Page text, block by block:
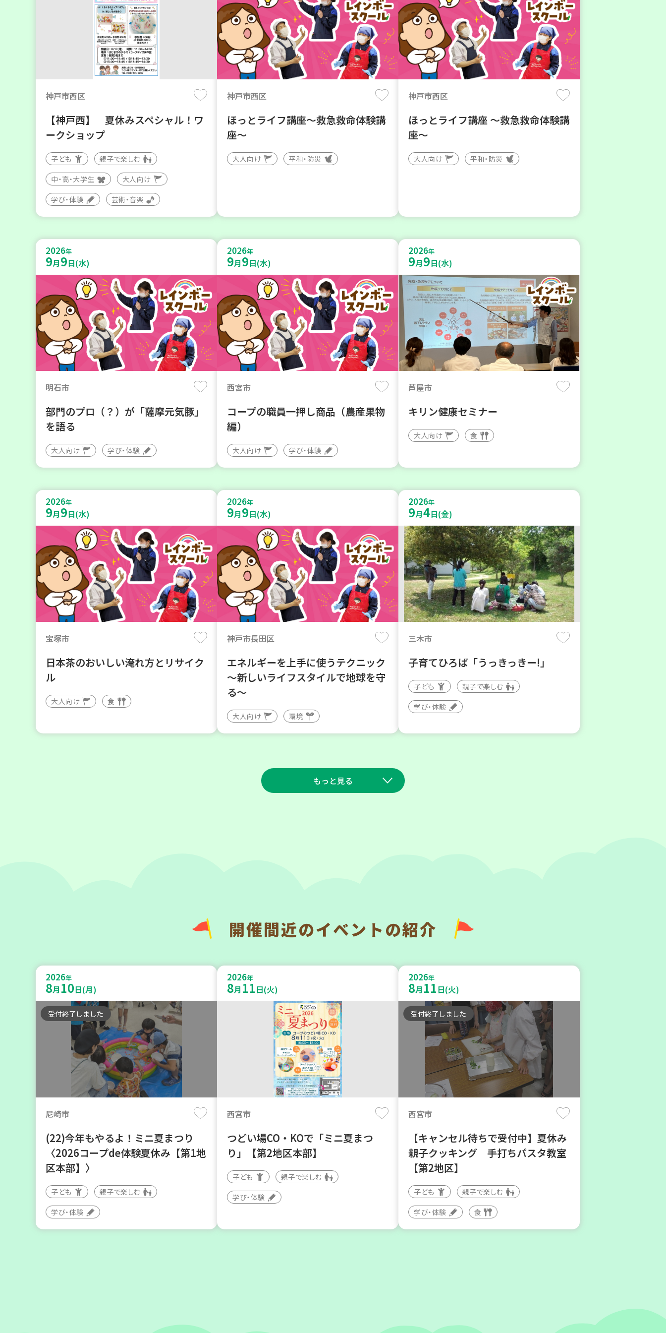
神戸市西区
【神戸西】 夏休みスペシャル！ワ
ークショップ
子ども 親子で楽しむ
中・高・大学生 大人向け
学び・体験 芸術・音楽
神戸市西区
ほっとライフ講座～救急救命体験講
座～
大人向け 平和・防災
神戸市西区
ほっとライフ講座 ～救急救命体験講
座～
大人向け 平和・防災
2026年
9月9日(水)
明石市
部門のプロ（？）が「薩摩元気豚」
を語る
大人向け 学び・体験
2026年
9月9日(水)
西宮市
コープの職員一押し商品（農産果物
編）
大人向け 学び・体験
2026年
9月9日(水)
芦屋市
キリン健康セミナー
大人向け 食
2026年
9月9日(水)
宝塚市
日本茶のおいしい淹れ方とリサイク
ル
大人向け 食
2026年
9月9日(水)
神戸市長田区
エネルギーを上手に使うテクニック
～新しいライフスタイルで地球を守
る～
大人向け 環境
2026年
9月4日(金)
三木市
子育てひろば「うっきっきー!」
子ども 親子で楽しむ
学び・体験
もっと見る
け合いの会相談会【第4地区】
大人向け
カフェ・つどい場
西宮市
チャレンジ！ローリングストック ～
いつもの食材で備えよう～
大人向け 平和・防災
明石市
2026年８月度 「子育てひろば」
のご案内 ～明石から高砂エリア
～ 【第6地区】
子ども 親子で楽しむ
学び・体験
9 7
川西市
10 31
神戸市西区
2026 年
8 21
加古川市
開催間近のイベントの紹介
2026年
8月 10日(月)
受付終了しました
尼崎市
(22)今年もやるよ！ミニ夏まつり
〈2026コープde体験夏休み【第1地
区本部】〉
子ども 親子で楽しむ
学び・体験
2026年
8月 11日(火)
西宮市
つどい場CO・KOで「ミニ夏まつ
り」【第2地区本部】
子ども 親子で楽しむ
学び・体験
2026年
8月 11日(火)
受付終了しました
西宮市
【キャンセル待ちで受付中】夏休み
親子クッキング 手打ちパスタ教室
【第2地区】
子ども 親子で楽しむ
学び・体験 食